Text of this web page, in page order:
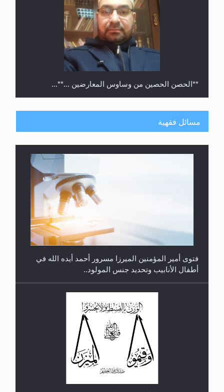
**الحصن الحصين من وساوس المعارضين ...**...
رأيٌ في لغة المسيح الموعود عليه السلام.. 4...
مسائل فقهية
فتوى أمير المؤمنين الميرزا مسرور أحمد أيده الله في
أطفال الأنابيب وتحديد جنس المولود..